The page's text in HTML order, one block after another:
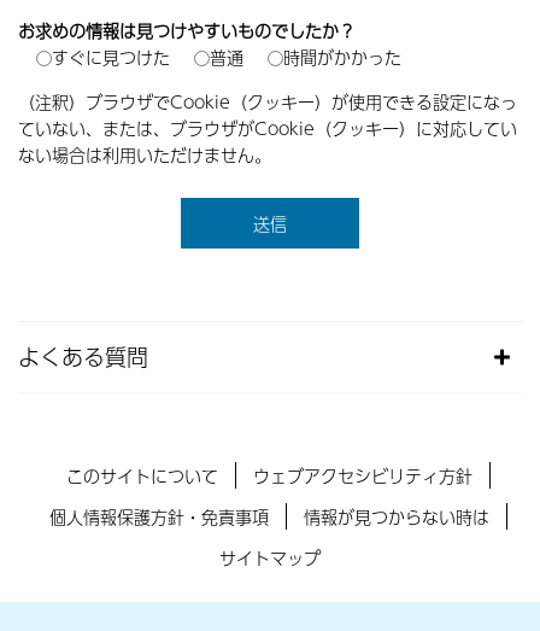
お求めの情報は見つけやすいものでしたか？
すぐに見つけた
普通
時間がかかった
（注釈）ブラウザでCookie（クッキー）が使用できる設定になっ
ていない、または、ブラウザがCookie（クッキー）に対応してい
ない場合は利用いただけません。
よくある質問
このサイトについて
ウェブアクセシビリティ方針
個人情報保護方針・免責事項
情報が見つからない時は
サイトマップ